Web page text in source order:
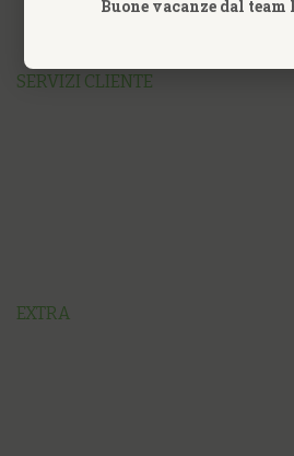
SERVIZI CLIENTE
EXTRA
Buone vacanze dal